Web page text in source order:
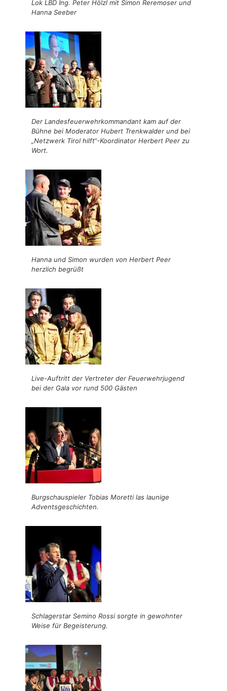
Lok LBD Ing. Peter Hölzl mit Simon Reremoser und
Hanna Seeber
Der Landesfeuerwehrkommandant kam auf der
Bühne bei Moderator Hubert Trenkwalder und bei
„Netzwerk Tirol hilft“-Koordinator Herbert Peer zu
Wort.
Hanna und Simon wurden von Herbert Peer
herzlich begrüßt
Live-Auftritt der Vertreter der Feuerwehrjugend
bei der Gala vor rund 500 Gästen
Burgschauspieler Tobias Moretti las launige
Adventsgeschichten.
Schlagerstar Semino Rossi sorgte in gewohnter
Weise für Begeisterung.